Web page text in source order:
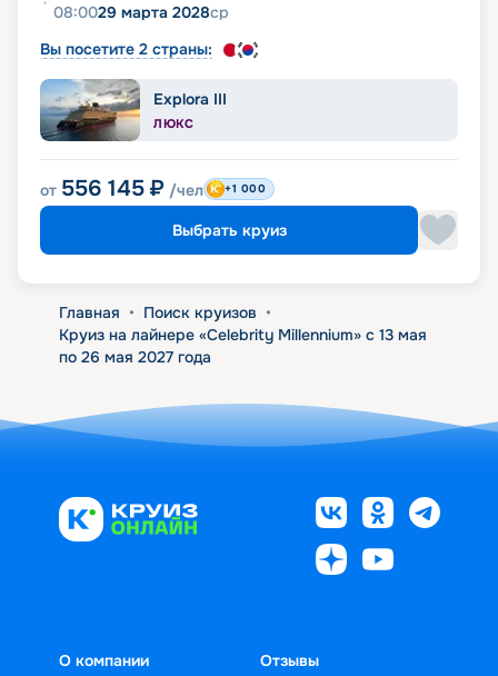
08:0029 марта 2028ср
Вы посетите 2 страны:
Explora III
ЛЮКС
от 556 145 ₽ /чел +1 000
Выбрать круиз
Главная • Поиск круизов •
Круиз на лайнере «Celebrity Millennium» с 13 мая
по 26 мая 2027 года
О компании
Отзывы